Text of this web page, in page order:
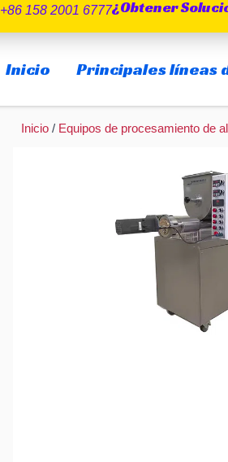
+86 158 2001 6777¿Obtener
Inicio Principales líneas
Inicio / Equipos de procesamiento de